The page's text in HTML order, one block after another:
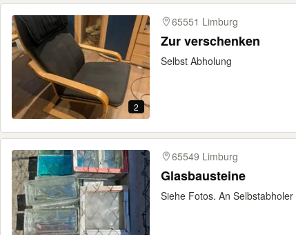
2
65551 Limburg
Zur verschenken
Selbst Abholung
65549 Limburg
Glasbausteine
Siehe Fotos. An Selbstabholer